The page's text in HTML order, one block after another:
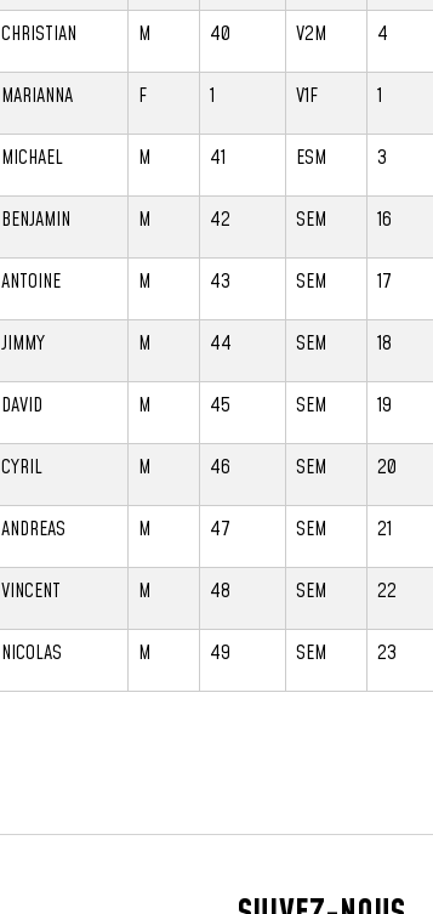
CHRISTIAN M 40 V2M 4
MARIANNA F 1 V1F 1
MICHAEL M 41 ESM 3
BENJAMIN M 42 SEM 16
ANTOINE M 43 SEM 17
JIMMY M 44 SEM 18
DAVID M 45 SEM 19
CYRIL M 46 SEM 20
ANDREAS M 47 SEM 21
VINCENT M 48 SEM 22
NICOLAS M 49 SEM 23